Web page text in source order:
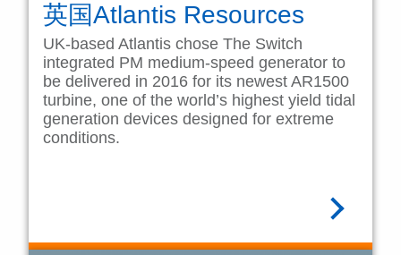
英国Atlantis Resources
UK-based Atlantis chose The Switch
integrated PM medium-speed generator to
be delivered in 2016 for its newest AR1500
turbine, one of the world’s highest yield tidal
generation devices designed for extreme
conditions.